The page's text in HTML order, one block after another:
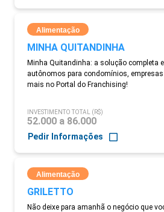
Alimentação
MINHA QUITANDINHA
Minha Quitandinha: a solução completa
autônomos para condomínios,
mais no Portal do Franchising!
INVESTIMENTO TOTAL (R$)
52.000 a 86.000
Pedir Informações
Alimentação
GRILETTO
Não deixe para amanhã o negócio que